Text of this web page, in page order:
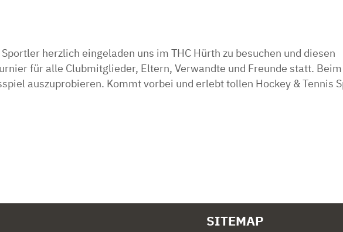
herzlich eingeladen uns im THC Hürth zu besuchen und diesen
für alle Clubmitglieder, Eltern, Verwandte und Freunde statt.
auszuprobieren. Kommt vorbei und erlebt tollen Hockey & Tennis
SITEMAP